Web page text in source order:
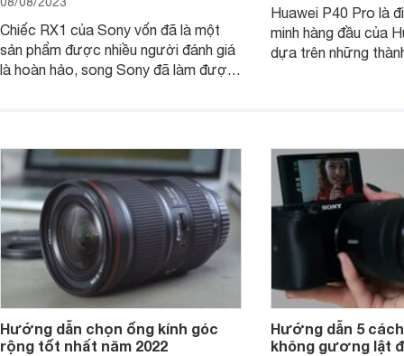
Chiếc RX1 của Sony vốn đã là một
sản phẩm được nhiều người đánh giá
là hoàn hảo, song Sony đã làm được
xử lý ảnh JPEG.
Huawei P40 Pro là
minh hàng đầu của
dựa trên những
Pro đem đến những
Hướng dẫn chọn ống kính góc
rộng tốt nhất năm 2022
Hướng dẫn 5
không gương lật